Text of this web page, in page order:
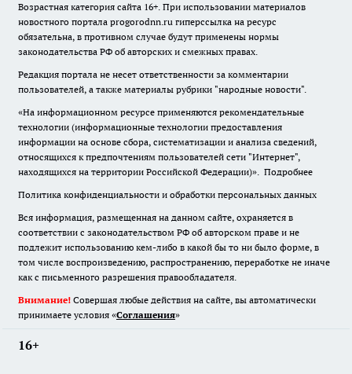
Возрастная категория сайта 16+. При использовании материалов
новостного портала progorodnn.ru гиперссылка на ресурс
обязательна, в противном случае будут применены нормы
законодательства РФ об авторских и смежных правах.
Редакция портала не несет ответственности за комментарии
пользователей, а также материалы рубрики "народные новости".
«На информационном ресурсе применяются рекомендательные
технологии (информационные технологии предоставления
информации на основе сбора, систематизации и анализа сведений,
относящихся к предпочтениям пользователей сети "Интернет",
находящихся на территории Российской Федерации)». Подробнее
Политика конфиденциальности и обработки персональных данных
Вся информация, размещенная на данном сайте, охраняется в
соответствии с законодательством РФ об авторском праве и не
подлежит использованию кем-либо в какой бы то ни было форме, в
том числе воспроизведению, распространению, переработке не иначе
как с письменного разрешения правообладателя.
Внимание! Совершая любые действия на сайте, вы автоматически
принимаете условия «Cоглашения»
16+